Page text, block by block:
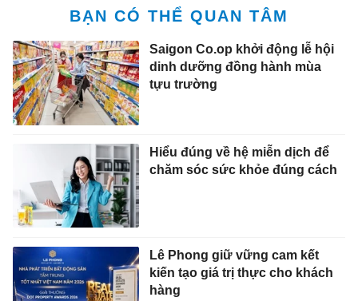
BẠN CÓ THỂ QUAN TÂM
Saigon Co.op khởi động lễ hội
dinh dưỡng đồng hành mùa
tựu trường
Hiểu đúng về hệ miễn dịch để
chăm sóc sức khỏe đúng cách
Lê Phong giữ vững cam kết
kiến tạo giá trị thực cho khách
hàng